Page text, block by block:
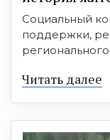
Социальный
поддержки,
регионального
Читать далее